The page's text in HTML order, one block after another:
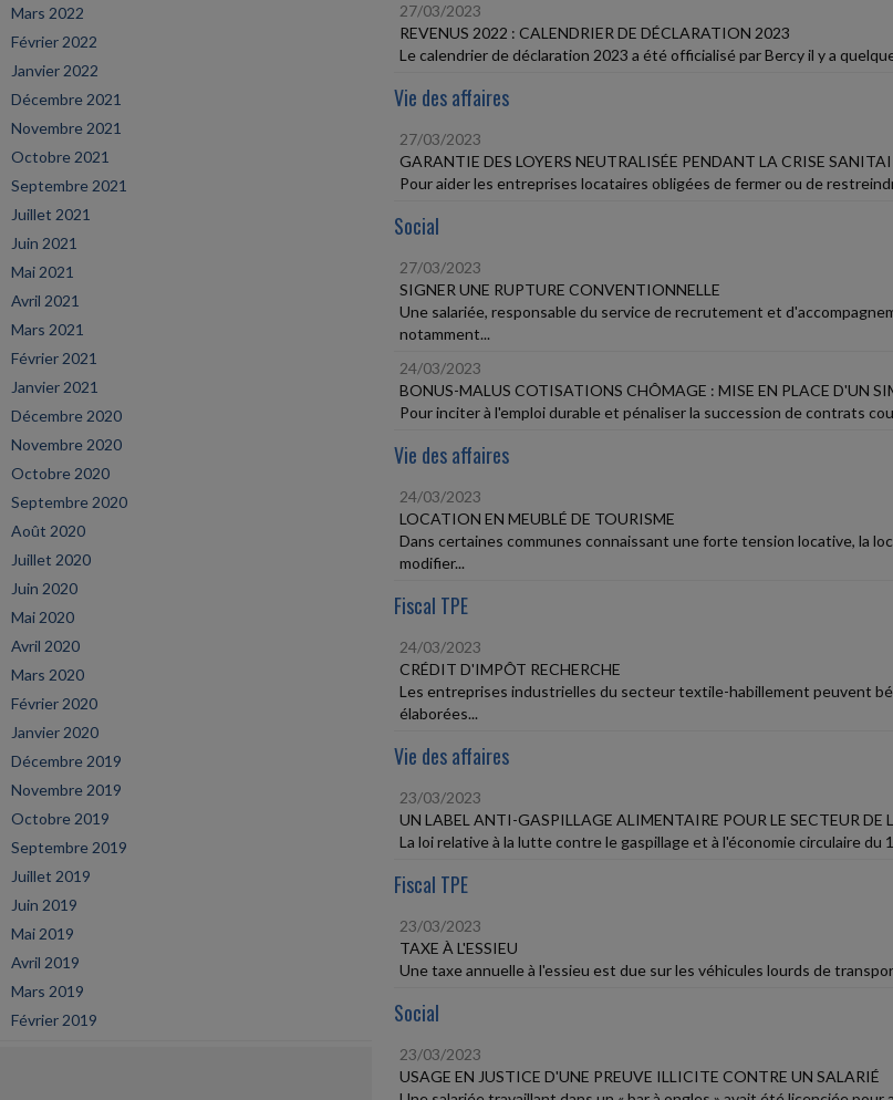
Mars 2022
Février 2022
Janvier 2022
Décembre 2021
Novembre 2021
Octobre 2021
Septembre 2021
Juillet 2021
Juin 2021
Mai 2021
Avril 2021
Mars 2021
Février 2021
Janvier 2021
Décembre 2020
Novembre 2020
Octobre 2020
Septembre 2020
Août 2020
Juillet 2020
Juin 2020
Mai 2020
Avril 2020
Mars 2020
Février 2020
Janvier 2020
Décembre 2019
Novembre 2019
Octobre 2019
Septembre 2019
Juillet 2019
Juin 2019
Mai 2019
Avril 2019
Mars 2019
Février 2019
27/03/2023
REVENUS 2022 : CALENDRIER DE DÉCLARATION 2023
Le calendrier de déclaration 2023 a été officialisé par Bercy il y a
Vie des affaires
27/03/2023
GARANTIE DES LOYERS NEUTRALISÉE PENDANT LA CRISE
Pour aider les entreprises locataires obligées de fermer ou de
Social
27/03/2023
SIGNER UNE RUPTURE CONVENTIONNELLE
Une salariée, responsable du service de recrutement et
notamment...
24/03/2023
BONUS-MALUS COTISATIONS CHÔMAGE : MISE EN PLACE D'UN
Pour inciter à l'emploi durable et pénaliser la succession de contrats
Vie des affaires
24/03/2023
LOCATION EN MEUBLÉ DE TOURISME
Dans certaines communes connaissant une forte tension locative, la
modifier...
Fiscal TPE
24/03/2023
CRÉDIT D'IMPÔT RECHERCHE
Les entreprises industrielles du secteur textile-habillement peuvent
élaborées...
Vie des affaires
23/03/2023
UN LABEL ANTI-GASPILLAGE ALIMENTAIRE POUR LE SECTEUR
La loi relative à la lutte contre le gaspillage et à l'économie circulaire
Fiscal TPE
23/03/2023
TAXE À L'ESSIEU
Une taxe annuelle à l'essieu est due sur les véhicules lourds de
Social
23/03/2023
USAGE EN JUSTICE D'UNE PREUVE ILLICITE CONTRE UN SALARIÉ